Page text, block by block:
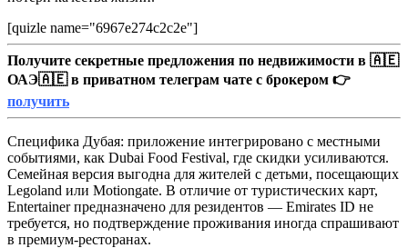
[quizle name="6967e274c2c2e"]
Получите секретные предложения по недвижимости в 🇦🇪
ОАЭ🇦🇪 в приватном телеграм чате с брокером 👉
получить
Специфика Дубая: приложение интегрировано с местными
событиями, как Dubai Food Festival, где скидки усиливаются.
Семейная версия выгодна для жителей с детьми, посещающих
Legoland или Motiongate. В отличие от туристических карт,
Entertainer предназначено для резидентов — Emirates ID не
требуется, но подтверждение проживания иногда спрашивают
в премиум-ресторанах.